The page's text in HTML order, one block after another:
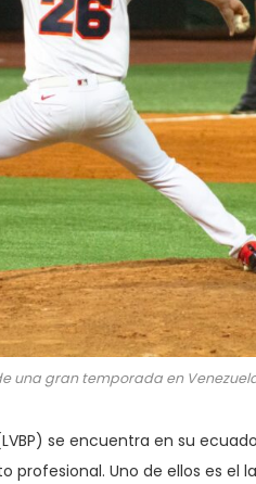
una gran temporada en
se encuentra en su
Uno de ellos es el